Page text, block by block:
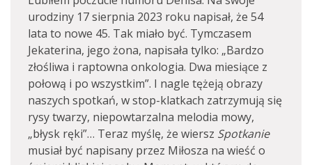
urodziny 17 sierpnia 2023 roku napisał, że 54
lata to nowe 45. Tak miało być. Tymczasem
Jekaterina, jego żona, napisała tylko: „Bardzo
złośliwa i raptowna onkologia. Dwa miesiące z
połową i po wszystkim”. I nagle tężeją obrazy
naszych spotkań, w stop-klatkach zatrzymują się
rysy twarzy, niepowtarzalna melodia mowy,
„błysk ręki”… Teraz myślę, że wiersz Spotkanie
musiał być napisany przez Miłosza na wieść o